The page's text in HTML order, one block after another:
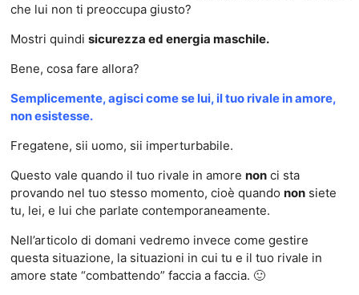
che lui non ti preoccupa giusto?
Mostri quindi sicurezza ed energia maschile.
Bene, cosa fare allora?
Semplicemente, agisci come se lui, il tuo rivale in amore,
non esistesse.
Fregatene, sii uomo, sii imperturbabile.
Questo vale quando il tuo rivale in amore nonci sta
provando nel tuo stesso momento, cioè quando nonsiete
tu, lei, e lui che parlate contemporaneamente.
Nell’articolo di domani vedremo invece come gestire
questa situazione, la situazioni in cui tu e il tuo rivale in
amore state “combattendo” faccia a faccia. 🙂